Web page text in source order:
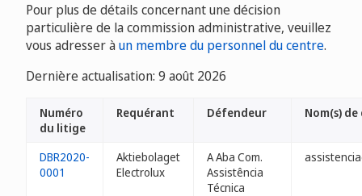
Pour plus de détails concernant une décision
particulière de la commission administrative, veuillez
vous adresser àun membre du personnel du centre.
Dernière actualisation: 9 août 2026
Numéro
du litige
Requérant Défendeur Nom(s)
DBR2020-
0001
Aktiebolaget
Electrolux
A Aba Com.
Assistência
Técnica